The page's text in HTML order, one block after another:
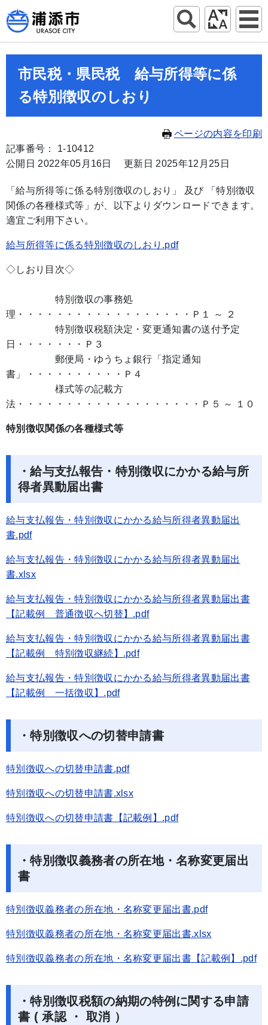
市民税・県民税 給与所得等に係
る特別徴収のしおり
ページの内容を印刷
記事番号： 1-10412
公開日 2022年05月16日
更新日 2025年12月25日
「給与所得等に係る特別徴収のしおり」 及び 「特別徴収
関係の各種様式等」が、以下よりダウンロードできます。
適宜ご利用下さい。
給与所得等に係る特別徴収のしおり.pdf
◇しおり目次◇
特別徴収の事務処
理・・・・・・・・・・・・・・・・・・Ｐ１ ～ ２
特別徴収税額決定・変更通知書の送付予定
日・・・・・・・Ｐ３
郵便局・ゆうちょ銀行「指定通知
書」・・・・・・・・・・Ｐ４
様式等の記載方
法・・・・・・・・・・・・・・・・・・・Ｐ５ ～ １０
特別徴収関係の各種様式等
・給与支払報告・特別徴収にかかる給与所
得者異動届出書
給与支払報告・特別徴収にかかる給与所得者異動届出
書.pdf
給与支払報告・特別徴収にかかる給与所得者異動届出
書.xlsx
給与支払報告・特別徴収にかかる給与所得者異動届出書
【記載例 普通徴収へ切替】.pdf
給与支払報告・特別徴収にかかる給与所得者異動届出書
【記載例 特別徴収継続】.pdf
給与支払報告・特別徴収にかかる給与所得者異動届出書
【記載例 一括徴収】.pdf
・特別徴収への切替申請書
特別徴収への切替申請書.pdf
特別徴収への切替申請書.xlsx
特別徴収への切替申請書【記載例】.pdf
・特別徴収義務者の所在地・名称変更届出
書
特別徴収義務者の所在地・名称変更届出書.pdf
特別徴収義務者の所在地・名称変更届出書.xlsx
特別徴収義務者の所在地・名称変更届出書【記載例】.pdf
・特別徴収税額の納期の特例に関する申請
書 ( 承認 ・ 取消 ）